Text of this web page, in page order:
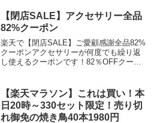
分。ここからの400円オフクーポン適用で
1...
【閉店SALE】アクセサリー全品
82%クーポン
楽天で【閉店SALE】ご愛顧感謝全品82%
クーポンアクセサリーが何度でも繰り返
し使えるクーポンです！82％OFFクーポ
こちらのネックレスクーポン価格9...
【楽天マラソン】これは買い！本
日20時～330セット限定！売り切
れ御免の焼き鳥40本1980円